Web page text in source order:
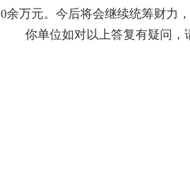
0余万元。今后将会继续统筹财力
你单位如对以上答复有疑问，